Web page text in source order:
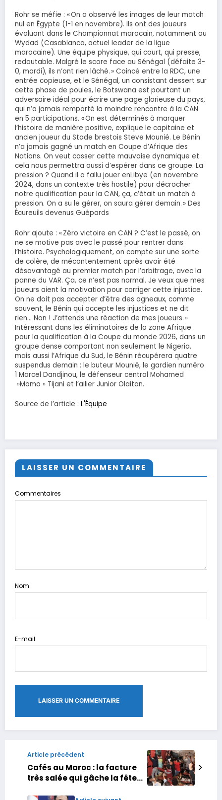
Rohr se méfie : « On a observé les images de leur match
nul en Égypte (1-1 en novembre). Ils ont des joueurs
évoluant dans le Championnat marocain, notamment au
Wydad (Casablanca, actuel leader de la ligue
marocaine). Une équipe physique, qui court, qui presse,
redoutable. Malgré le score face au Sénégal (défaite 3-
0, mardi), ils n’ont rien lâché. » Coincé entre la RDC, une
entrée copieuse, et le Sénégal, un consistant dessert sur
cette phase de poules, le Botswana est pourtant un
adversaire idéal pour écrire une page glorieuse du pays,
qui n’a jamais remporté la moindre rencontre à la CAN
en 5 participations. « On est déterminés à marquer
l’histoire de manière positive, explique le capitaine et
ancien joueur du Stade brestois Steve Mounié. Le Bénin
n’a jamais gagné un match en Coupe d’Afrique des
Nations. On veut casser cette mauvaise dynamique et
cela nous permettra aussi d’espérer dans ce groupe. La
pression ? Quand il a fallu jouer enLibye (en novembre
2024, dans un contexte très hostile) pour décrocher
notre qualification pour la CAN, ça, c’était un match à
pression. On a su le gérer, on saura gérer demain. » Des
Écureuils devenus Guépards
Rohr ajoute : « Zéro victoire en CAN ? C’est le passé, on
ne se motive pas avec le passé pour rentrer dans
l’histoire. Psychologiquement, on compte sur une sorte
de colère, de mécontentement après avoir été
désavantagé au premier match par l’arbitrage, avec la
panne du VAR. Ça, ce n’est pas normal. Je veux que mes
joueurs aient la motivation pour corriger cette injustice.
On ne doit pas accepter d’être des agneaux, comme
souvent, le Bénin qui accepte les injustices et ne dit
rien… Non ! J’attends une réaction de mes joueurs. »
Intéressant dans les éliminatoires de la zone Afrique
pour la qualification à la Coupe du monde 2026, dans un
groupe dense comportant non seulement le Nigeria,
mais aussi l’Afrique du Sud, le Bénin récupérera quatre
suspendus demain : le buteur Mounié, le gardien numéro
1 Marcel Dandjinou, le défenseur central Mohamed
»Momo » Tijani et l’ailier Junior Olaitan.
Source de l’article : L'Équipe
LAISSER UN COMMENTAIRE
Commentaires
Nom
E-mail
Article précédent
Cafés au Maroc : la facture
très salée qui gâche la fête